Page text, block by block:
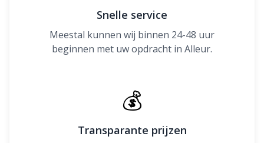
Snelle service
Meestal kunnen wij binnen 24-48 uur
beginnen met uw opdracht in Alleur.
💰
Transparante prijzen